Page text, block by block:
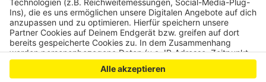
Anzeige
Anzeige